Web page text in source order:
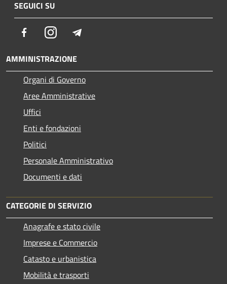
SEGUICI SU
FacebookInstagram
AMMINISTRAZIONE
Organi di Governo
Aree Amministrative
Uffici
Enti e fondazioni
Politici
Personale Amministrativo
Documenti e dati
CATEGORIE DI SERVIZIO
Anagrafe e stato civile
Imprese e Commercio
Catasto e urbanistica
Mobilità e trasporti